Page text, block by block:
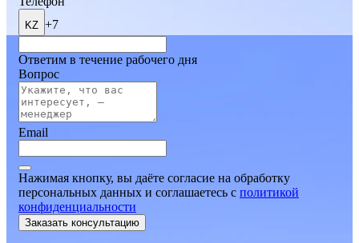
KZ +7
Ответим в течение рабочего дня
Вопрос
Email
Нажимая кнопку, вы даёте согласие на обработку
персональных данных и соглашаетесь c политикой
конфиденциальности
Заказать консультацию